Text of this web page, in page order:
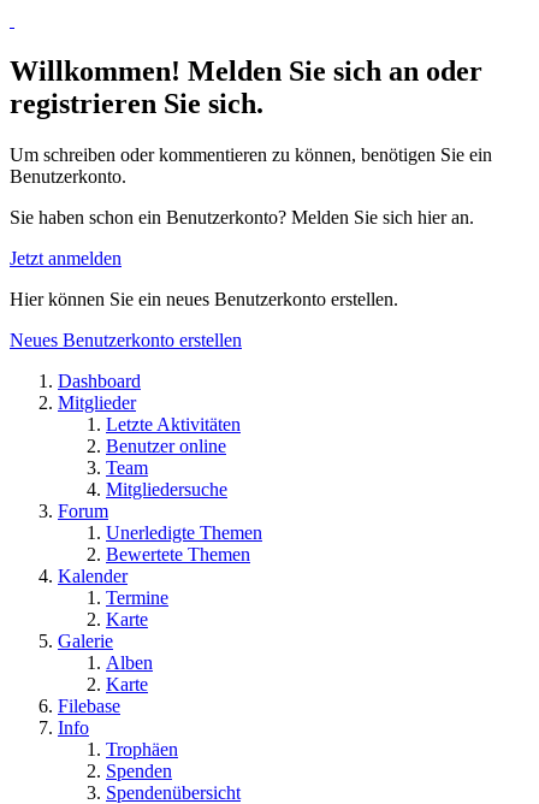
Willkommen! Melden Sie sich an oder
registrieren Sie sich.
Um schreiben oder kommentieren zu können, benötigen Sie ein
Benutzerkonto.
Sie haben schon ein Benutzerkonto? Melden Sie sich hier an.
Jetzt anmelden
Hier können Sie ein neues Benutzerkonto erstellen.
Neues Benutzerkonto erstellen
Dashboard
Mitglieder
Letzte Aktivitäten
Benutzer online
Team
Mitgliedersuche
Forum
Unerledigte Themen
Bewertete Themen
Kalender
Termine
Karte
Galerie
Alben
Karte
Filebase
Info
Trophäen
Spenden
Spendenübersicht